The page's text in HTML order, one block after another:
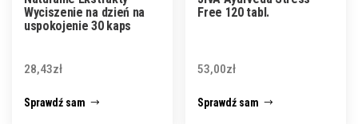
Wyciszenie na dzień na
uspokojenie 30 kaps
28,43zł
Sprawdź sam
Free 120 tabl.
53,00zł
Sprawdź sam